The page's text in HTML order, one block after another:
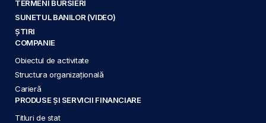
TERMENI BURSIERI
SUNETUL BANILOR (VIDEO)
ȘTIRI
COMPANIE
Obiectul de activitate
Structura organizațională
Carieră
PRODUSE ȘI SERVICII FINANCIARE
Titluri de stat